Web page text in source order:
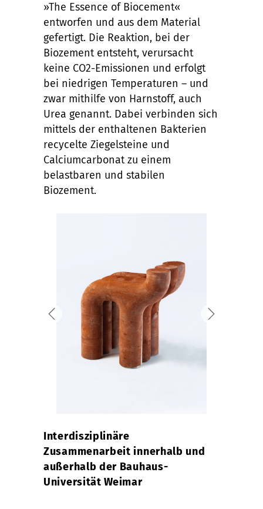
»The Essence of Biocement«
entworfen und aus dem Material
gefertigt. Die Reaktion, bei der
Biozement entsteht, verursacht
keine CO2-Emissionen und erfolgt
bei niedrigen Temperaturen – und
zwar mithilfe von Harnstoff, auch
Urea genannt. Dabei verbinden sich
mittels der enthaltenen Bakterien
recycelte Ziegelsteine und
Calciumcarbonat zu einem
belastbaren und stabilen
Biozement.
Interdisziplinäre
Zusammenarbeit innerhalb und
außerhalb der Bauhaus-
Universität Weimar